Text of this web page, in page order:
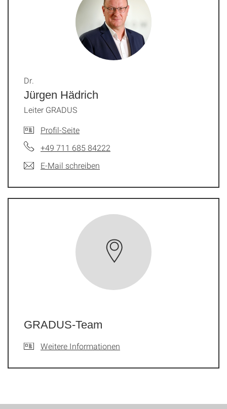
Jürgen Hädrich
Dr.
Leiter GRADUS
Profil-Seite
+49 711 685 84222
E-Mail schreiben
GRADUS-Team
Weitere Informationen